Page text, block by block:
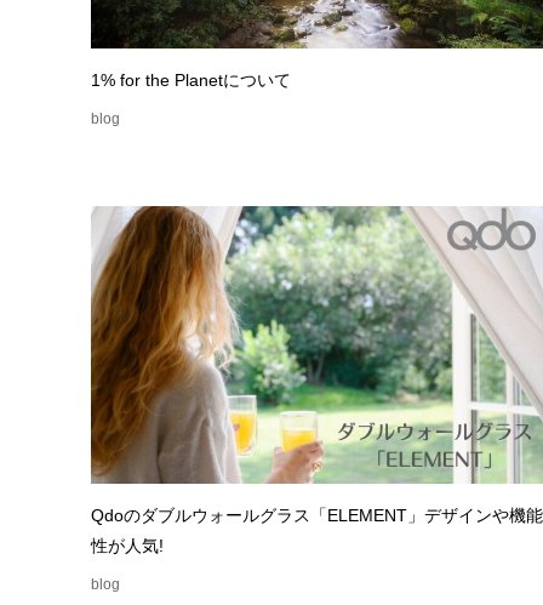
1% for the Planetについて
blog
Qdoのダブルウォールグラス「ELEMENT」デザインや機能
性が人気!
blog